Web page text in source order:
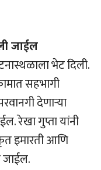
जाईल
भेट दिली.
सहभागी
देणार्‍या
रेखा गुप्ता यांनी
इमारती आणि
जाईल.